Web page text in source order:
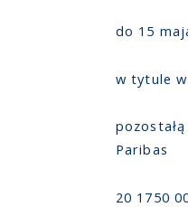
do 15
w tytule
Paribas
20 1750